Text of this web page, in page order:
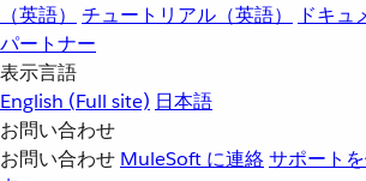
（英語）
チュートリアル（英語）
ドキュ
パートナー
表示言語
English (Full site) 日本語
お問い合わせ
お問い合わせ MuleSoft に連絡サポート